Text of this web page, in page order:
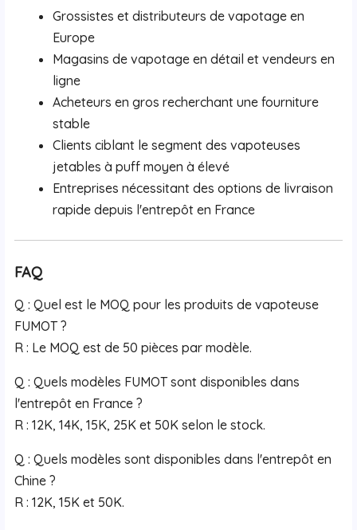
Grossistes et distributeurs de vapotage en
Europe
Magasins de vapotage en détail et vendeurs en
ligne
Acheteurs en gros recherchant une fourniture
stable
Clients ciblant le segment des vapoteuses
jetables à puff moyen à élevé
Entreprises nécessitant des options de livraison
rapide depuis l'entrepôt en France
FAQ
Q : Quel est le MOQ pour les produits de vapoteuse
FUMOT ?
R : Le MOQ est de 50 pièces par modèle.
Q : Quels modèles FUMOT sont disponibles dans
l'entrepôt en France ?
R : 12K, 14K, 15K, 25K et 50K selon le stock.
Q : Quels modèles sont disponibles dans l'entrepôt en
Chine ?
R : 12K, 15K et 50K.